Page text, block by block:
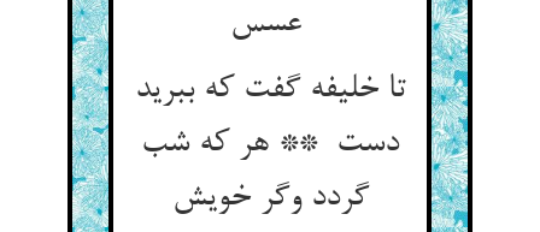
عسس
تا خلیفه گفت که ببرید
دست ** هر که شب
گردد وگر خویش